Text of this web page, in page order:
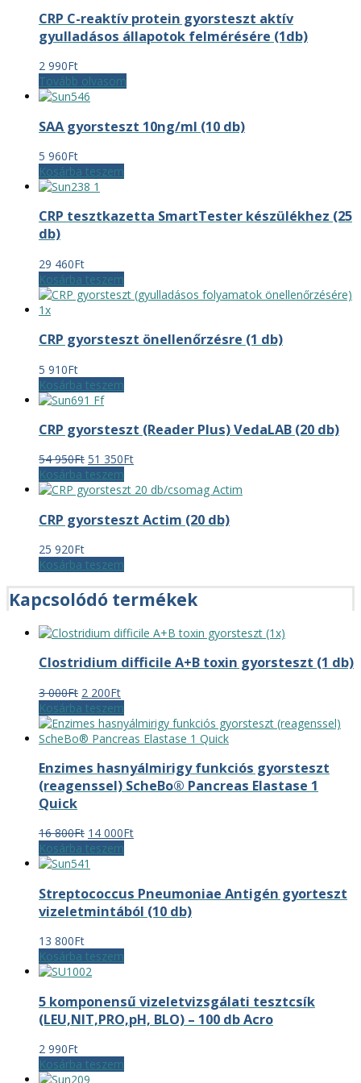
900Ft. 900Ft.
CRP C-reaktív protein gyorsteszt aktív
gyulladásos állapotok felmérésére (1db)
2 990Ft
Tovább olvasom
SAA gyorsteszt 10ng/ml (10 db)
5 960Ft
Kosárba teszem
CRP tesztkazetta SmartTester készülékhez (25
db)
29 460Ft
Kosárba teszem
CRP gyorsteszt önellenőrzésre (1 db)
5 910Ft
Kosárba teszem
CRP gyorsteszt (Reader Plus) VedaLAB (20 db)
54 950Ft Original
price
was:
950Ft.
51 350FtCurrent
is:
350Ft.
Kosárba teszem
CRP gyorsteszt Actim (20 db)
25 920Ft
Kosárba teszem
Kapcsolódó termékek
Clostridium difficile A+B toxin gyorsteszt (1 db)
3 000Ft Original
price
was:
3
2 200FtCurrent
price
is:
2
Kosárba teszem
Enzimes hasnyálmirigy funkciós gyorsteszt
(reagenssel) ScheBo® Pancreas Elastase 1
Quick
16 800Ft Original
price
was:
800Ft.
14 000FtCurrent
000Ft.
Kosárba teszem
Streptococcus Pneumoniae Antigén gyorteszt
vizeletmintából (10 db)
13 800Ft
Kosárba teszem
5 komponensű vizeletvizsgálati tesztcsík
(LEU,NIT,PRO,pH, BLO) – 100 db Acro
2 990Ft
Kosárba teszem